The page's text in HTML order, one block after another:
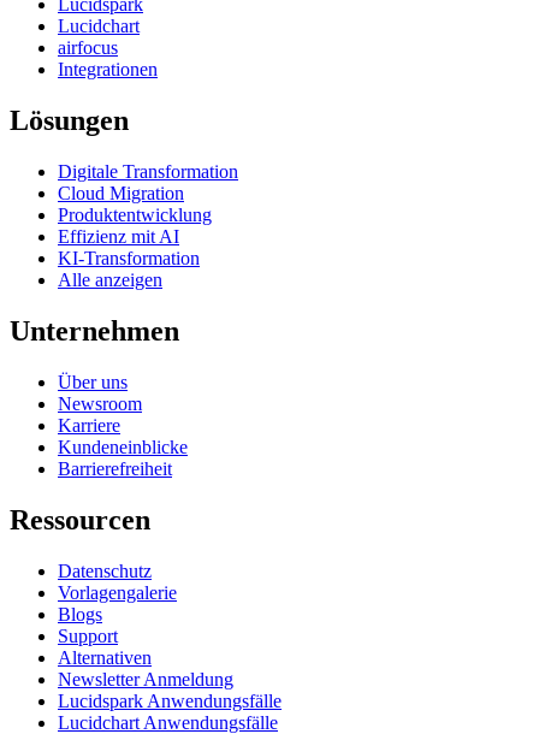
Lucidspark
Lucidchart
airfocus
Integrationen
Lösungen
Digitale Transformation
Cloud Migration
Produktentwicklung
Effizienz mit AI
KI-Transformation
Alle anzeigen
Unternehmen
Über uns
Newsroom
Karriere
Kundeneinblicke
Barrierefreiheit
Ressourcen
Datenschutz
Vorlagengalerie
Blogs
Support
Alternativen
Newsletter Anmeldung
Lucidspark Anwendungsfälle
Lucidchart Anwendungsfälle